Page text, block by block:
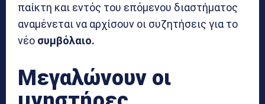
παίκτη και εντός του επόμενου διαστήματος
αναμένεται να αρχίσουν οι συζητήσεις για το
νέο συμβόλαιο.
Μεγαλώνουν οι